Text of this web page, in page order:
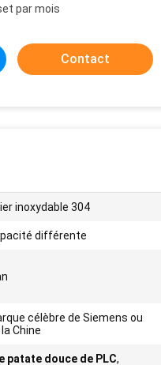
par mois
Contact
inoxydable 304
différente
célèbre de Siemens ou
Chine
patate douce de PLC,